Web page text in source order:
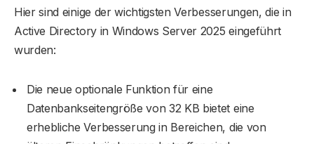
Hier sind einige der wichtigsten Verbesserungen, die in
Active Directory in Windows Server 2025 eingeführt
wurden:
Die neue optionale Funktion für eine
Datenbankseitengröße von 32 KB bietet eine
erhebliche Verbesserung in Bereichen, die von